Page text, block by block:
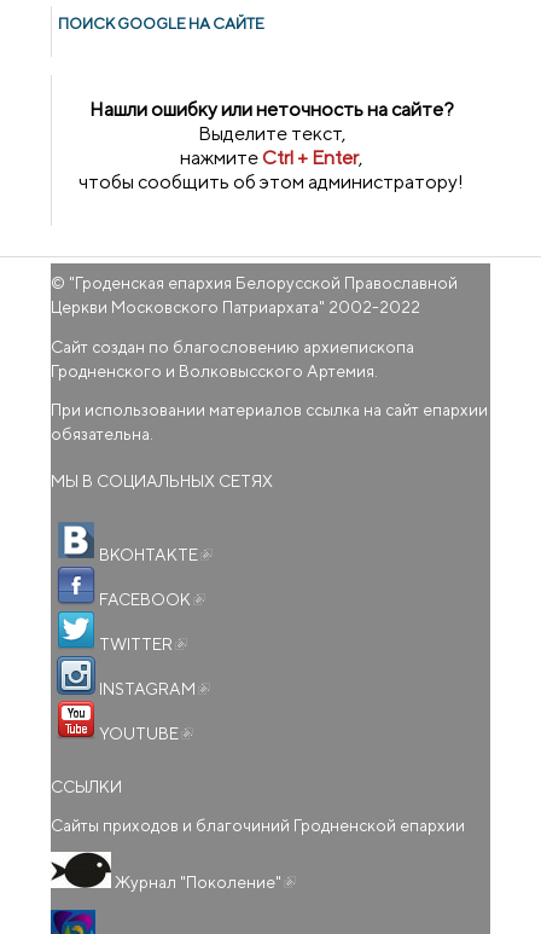
ПОИСК GOОGLE НА САЙТЕ
Нашли ошибку или неточность на сайте?
Выделите текст,
нажмитеCtrl + Enter,
чтобы сообщить об этом администратору!
© "Гроденская епархия Белорусской Православной
Церкви Московского Патриархата" 2002-2022
Сайт создан по благословению архиепископа
Гродненского и Волковысского Артемия.
При использовании материалов ссылка на сайт епархии
обязательна.
МЫ В СОЦИАЛЬНЫХ СЕТЯХ
ВКОНТАКТЕ
FACEBOOK
TWITTER
INSTAGRAM
YOUTUBE
ССЫЛКИ
Сайты приходов и благочиний Гродненской епархии
Журнал "Поколение"